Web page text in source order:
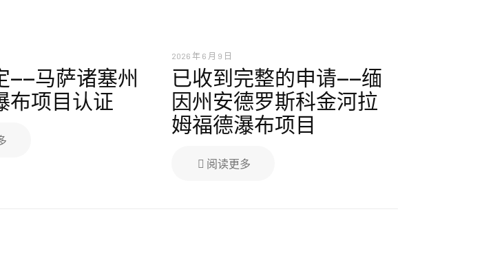
——马萨诸塞州
布项目认证
2026 年 6 月 9 日
已收到完整的申请——缅
因州安德罗斯科金河拉
姆福德瀑布项目
阅读更多